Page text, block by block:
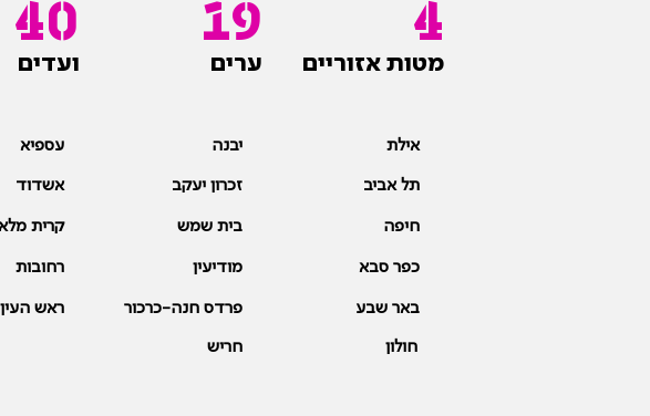
40
ועדים
19
ערים
4
מטות אזוריים
אילת יבנה עספיא
תל אביב זכרון יעקב אשדוד
חיפה בית שמש קרית
כפר סבא מודיעין רחובות
באר שבע פרדס חנה-כרכור ראש העין
חולון חריש